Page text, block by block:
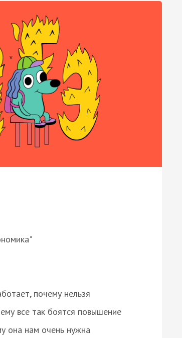
почему нельзя
все так боятся повышение
она нам очень нужна